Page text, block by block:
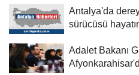
Antalya'da
sürücüsü
Adalet Bakanı